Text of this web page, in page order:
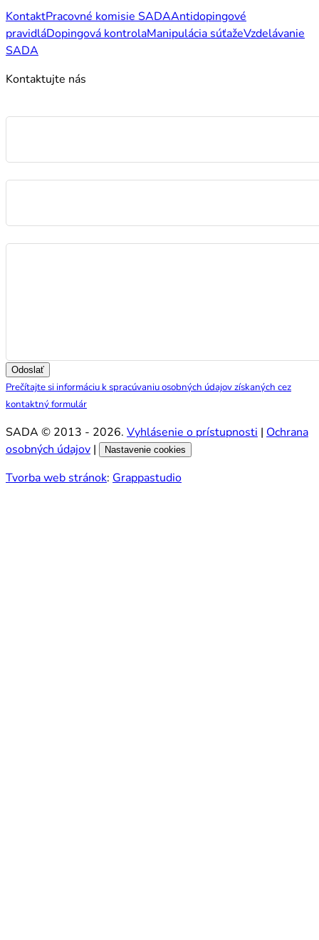
KontaktPracovné komisie SADAAntidopingové
pravidláDopingová kontrolaManipulácia súťažeVzdelávanie
SADA
Kontaktujte nás
Odoslať
Prečítajte si informáciu k spracúvaniu osobných údajov získaných cez
kontaktný formulár
SADA © 2013 - 2026. Vyhlásenie o prístupnosti | Ochrana
osobných údajov | Nastavenie cookies
Tvorba web stránok: Grappastudio